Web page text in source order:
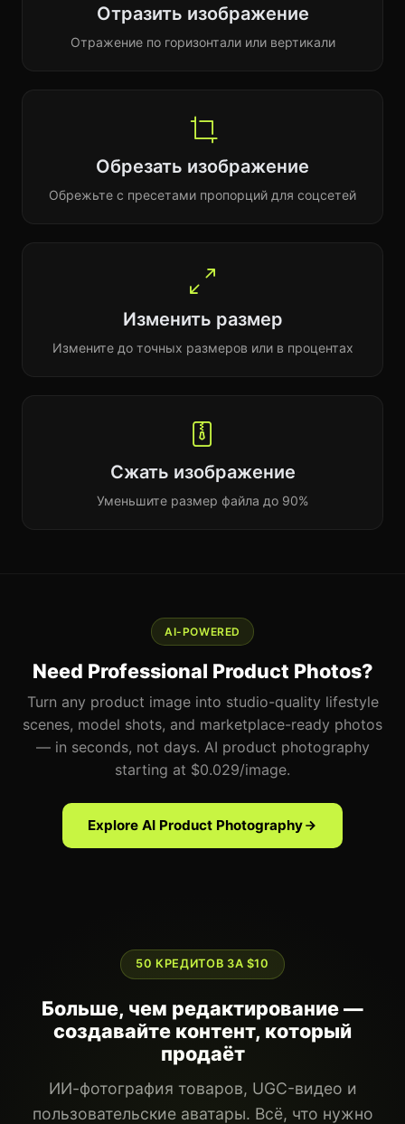
Отразить изображение
Отражение по горизонтали или вертикали
Обрезать изображение
Обрежьте с пресетами пропорций для соцсетей
Изменить размер
Измените до точных размеров или в процентах
Сжать изображение
Уменьшите размер файла до 90%
AI-POWERED
Need Professional Product Photos?
Turn any product image into studio-quality lifestyle
scenes, model shots, and marketplace-ready photos
— in seconds, not days. AI product photography
starting at $0.029/image.
Explore AI Product Photography
50 КРЕДИТОВ ЗА $10
Больше, чем редактирование —
создавайте контент, который
продаёт
ИИ-фотография товаров, UGC-видео и
пользовательские аватары. Всё, что нужно